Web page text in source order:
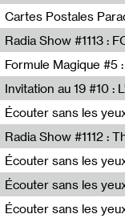
Sarah Banville
Cartes Postales
Mateo Cuin
Wave Farm
Formule Magique #5
Nathalie Lacroix
Invitation au 19 #10 :
19, CRAC
Écouter sans les
Feriel Boushaki
Écouter sans les
Bettina Samson
Écouter sans les
Valentine Branca